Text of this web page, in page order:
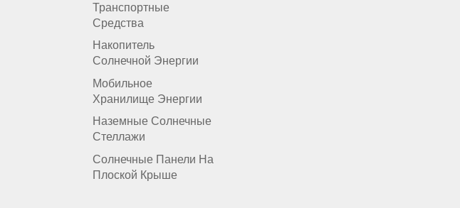
Транспортные
Средства
Накопитель
Солнечной Энергии
Мобильное
Хранилище Энергии
Наземные Солнечные
Стеллажи
Солнечные Панели На
Плоской Крыше